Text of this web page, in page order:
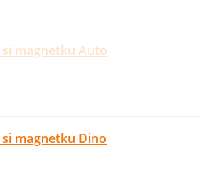
magnetku Auto
magnetku Dino